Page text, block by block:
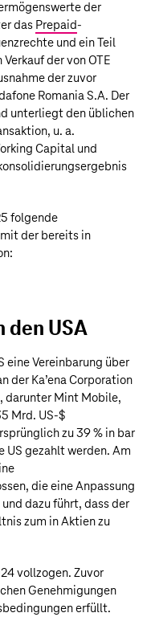
der
das Prepaid-
und ein Teil
der von OTE
der zuvor
Romania S.A. Der
unterliegt den üblichen
u. a.
Capital und
folgende
der bereits in
den USA
eine Vereinbarung über
der Ka’ena Corporation
darunter Mint Mobile,
Mrd. US‑$
zu 39 % in bar
US gezahlt werden. Am
die eine Anpassung
dazu führt, dass der
zum in Aktien zu
vollzogen. Zuvor
Genehmigungen
erfüllt.